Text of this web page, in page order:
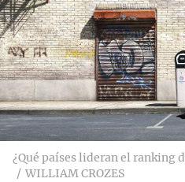
¿Qué países lideran el ranking
WILLIAM CROZES